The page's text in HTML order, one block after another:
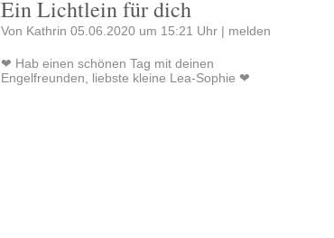
Ein Lichtlein für dich
Von Kathrin 05.06.2020 um 15:21 Uhr | melden
❤ Hab einen schönen Tag mit deinen
Engelfreunden, liebste kleine Lea-Sophie ❤